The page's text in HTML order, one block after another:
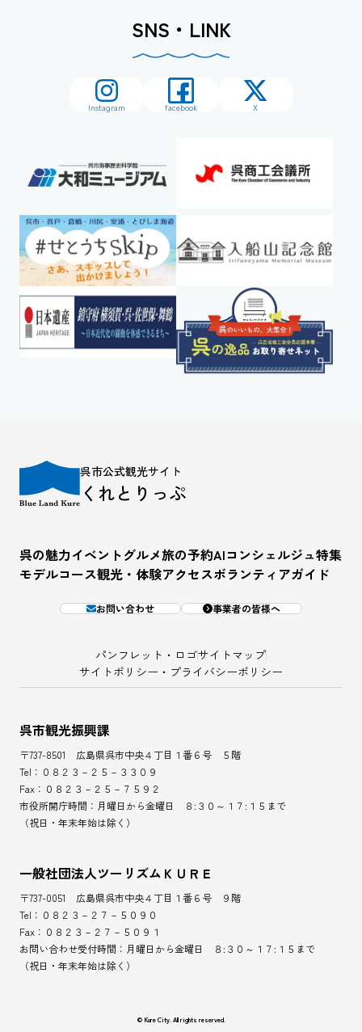
SNS・LINK
Instagram facebook X
呉市公式観光サイト
くれとりっぷ
呉の魅力イベントグルメ旅の予約AIコンシェルジュ特集
モデルコース観光・体験アクセスボランティアガイド
お問い合わせ 事業者の皆様へ
パンフレット・ロゴサイトマップ
サイトポリシー・プライバシーポリシー
呉市観光振興課
〒737-8501 広島県呉市中央４丁目１番６号 ５階
Tel：０８２３－２５－３３０９
Fax：０８２３－２５－７５９２
市役所開庁時間：月曜日から金曜日 ８:３０～１７:１５まで
（祝日・年末年始は除く）
一般社団法人ツーリズムＫＵＲＥ
〒737-0051 広島県呉市中央４丁目１番６号 ９階
Tel：０８２３－２７－５０９０
Fax：０８２３－２７－５０９１
お問い合わせ受付時間：月曜日から金曜日 ８:３０～１７:１５まで
（祝日・年末年始は除く）
© Kure City. All rights reserved.